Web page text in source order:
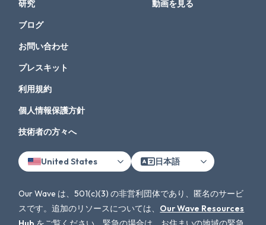
研究
動画を見る
ブログ
お問い合わせ
プレスキット
利用規約
個人情報保護方針
技術者の方々へ
United States 日本語
Our Wave は、501(c)(3) の非営利団体であり、匿名のサービ
スです。追加のリソースについては、 Our Wave Resources